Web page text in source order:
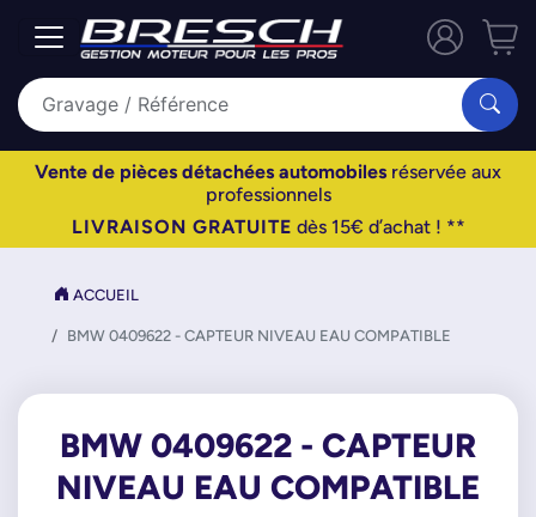
Vente de pièces détachées automobiles réservée aux
professionnels
LIVRAISON GRATUITE dès 15€ d’achat ! **
ACCUEIL
BMW 0409622 - CAPTEUR NIVEAU EAU COMPATIBLE
BMW 0409622 - CAPTEUR
NIVEAU EAU COMPATIBLE